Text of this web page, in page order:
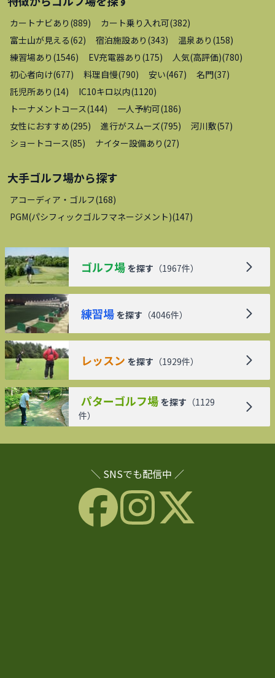
カートナビあり (889) カート乗り入れ可(382)
富士山が見える(62) 宿泊施設あり (343) 温泉あり (158)
練習場あり (1546) EV充電器あり (175) 人気(高評価)(780)
初心者向け(677) 料理自慢(790) 安い(467) 名門(37)
託児所あり (14) IC10キロ以内(1120)
トーナメントコース(144) 一人予約可(186)
女性におすすめ(295) 進行がスムーズ(795) 河川敷(57)
ショートコース(85) ナイター設備あり (27)
大手ゴルフ場から探す
アコーディア・ゴルフ(168)
PGM(パシフィックゴルフマネージメント)(147)
ゴルフ場 を探す （1967件）
練習場 を探す （4046件）
レッスン を探す （1929件）
パターゴルフ場 を探す （1129
件）
＼ SNSでも配信中 ／